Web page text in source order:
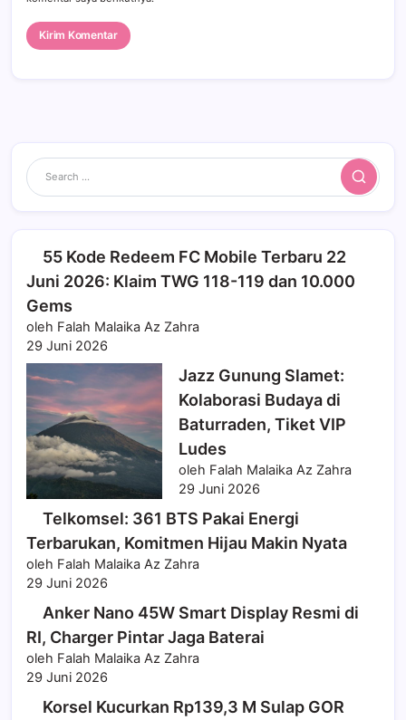
Search
55 Kode Redeem FC Mobile Terbaru 22
Juni 2026: Klaim TWG 118-119 dan 10.000
Gems
oleh Falah Malaika Az Zahra
29 Juni 2026
Jazz Gunung Slamet:
Kolaborasi Budaya di
Baturraden, Tiket VIP
Ludes
oleh Falah Malaika Az Zahra
29 Juni 2026
Telkomsel: 361 BTS Pakai Energi
Terbarukan, Komitmen Hijau Makin Nyata
oleh Falah Malaika Az Zahra
29 Juni 2026
Anker Nano 45W Smart Display Resmi di
RI, Charger Pintar Jaga Baterai
oleh Falah Malaika Az Zahra
29 Juni 2026
Korsel Kucurkan Rp139,3 M Sulap GOR